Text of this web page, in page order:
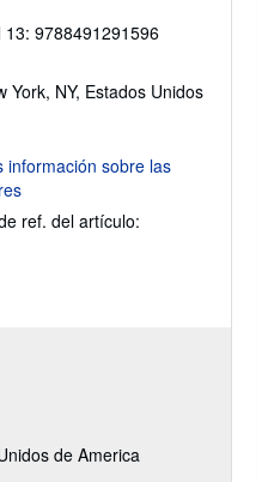
13: 9788491291596
York, NY, Estados Unidos
ref. del artículo:
de America